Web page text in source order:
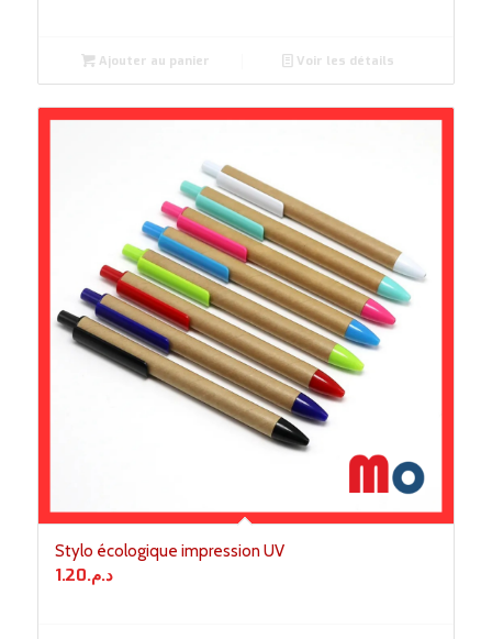
Ajouter au panier Voir les détails
Stylo écologique impression UV
د.م.1.20